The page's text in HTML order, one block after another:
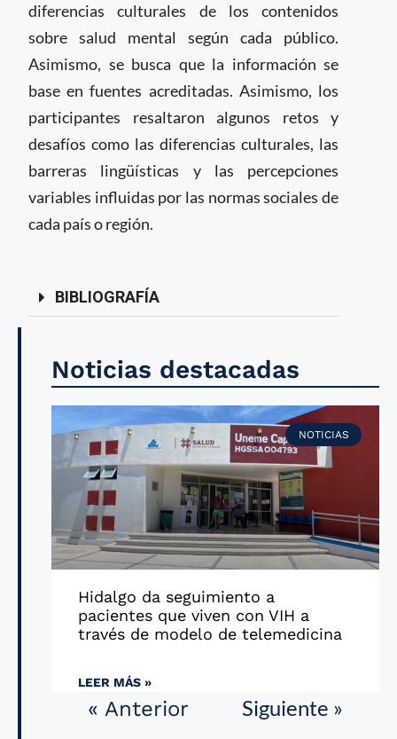
diferencias culturales de los contenidos
sobre salud mental según cada público.
Asimismo, se busca que la información se
base en fuentes acreditadas. Asimismo, los
participantes resaltaron algunos retos y
desafíos como las diferencias culturales, las
barreras lingüísticas y las percepciones
variables influidas por las normas sociales de
cada país o región.
BIBLIOGRAFÍA
Noticias destacadas
NOTICIAS
Hidalgo da seguimiento a
pacientes que viven con VIH a
través de modelo de telemedicina
LEER MÁS »
« Anterior Siguiente »